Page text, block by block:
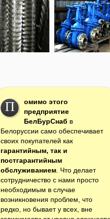
П
омимо этого
предприятие
БелБурСнаб в
Белоруссии само обеспечивает
своих покупателей как
гарантийным, так и
постгарантийным
обслуживанием. Что делает
сотрудничество с нами просто
необходимым в случае
возникновения проблем, что
редко, но бывает у всех, вне